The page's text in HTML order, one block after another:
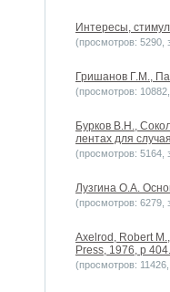
Интересы,
(просмотров: 5290,
Гришанов Г.М.,
(просмотров:
Бурков B.H.,
лентах для
(просмотров: 5164,
Лузгина О.А.
(просмотров: 6279,
Axelrod, Robert
Press, 1976, p 404.
(просмотров: